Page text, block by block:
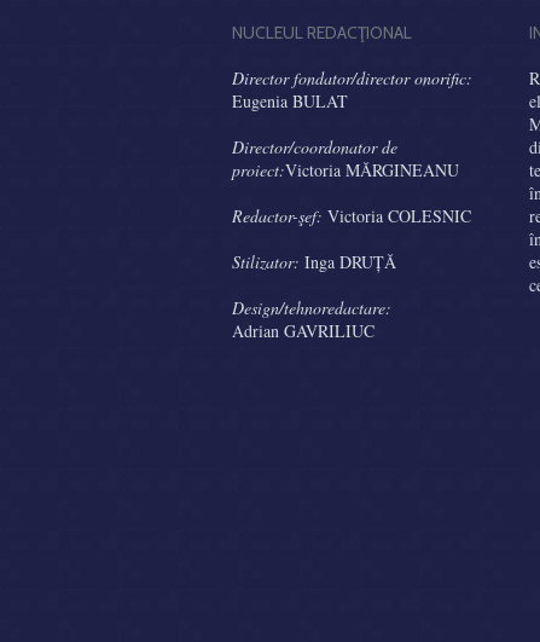
NUCLEUL REDACŢIONAL
Director fondator/director onorific:
Eugenia BULAT
Director/coordonator de
proiect:Victoria MĂRGINEANU
Redactor-şef: Victoria COLESNIC
Stilizator: Inga DRUȚĂ
Design/tehnoredactare:
Adrian GAVRILIUC